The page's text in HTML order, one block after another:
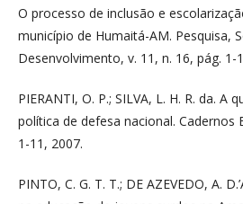
O processo de inclusão e
município de Humaitá-AM. Pesquisa,
Desenvolvimento, v. 11, n. 16, pág. 1-
PIERANTI, O. P.; SILVA, L. H. R. da. A
política de defesa nacional. Cadernos
1-11, 2007.
PINTO, C. G. T. T.; DE AZEVEDO, A.